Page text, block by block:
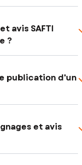
avis SAFTI
?
publication d'un
et avis